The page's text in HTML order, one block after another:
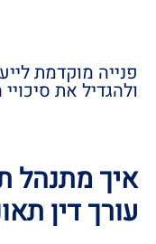
פנייה מוקדמת
ולהגדיל את
איך מתנהל
עורך דין